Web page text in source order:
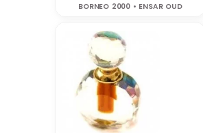
BORNEO 2000 • ENSAR OUD